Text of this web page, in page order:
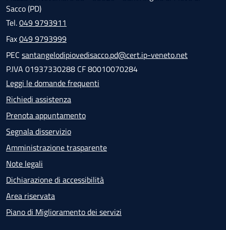
Sacco (PD)
Tel.049 9793911
Fax049 9793999
PEC santangelodipiovedisacco.pd@cert.ip-veneto.net
P.IVA 01937330288 CF 80010070284
Leggi le domande frequenti
Richiedi assistenza
Prenota appuntamento
Segnala disservizio
Amministrazione trasparente
Note legali
Dichiarazione di accessibilità
Area riservata
Piano di Miglioramento dei servizi